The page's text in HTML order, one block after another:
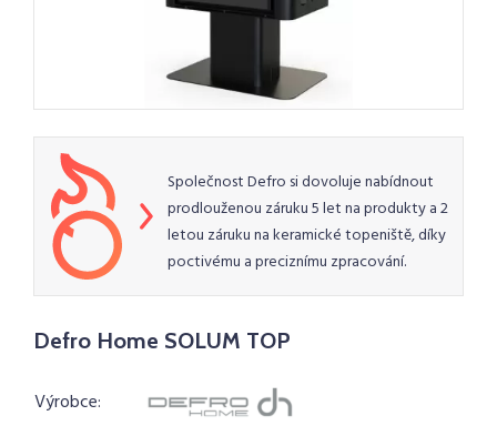
Společnost Defro si dovoluje nabídnout
prodlouženou záruku 5 let na produkty a 2
letou záruku na keramické topeniště, díky
poctivému a preciznímu zpracování.
Defro Home SOLUM TOP
Výrobce: